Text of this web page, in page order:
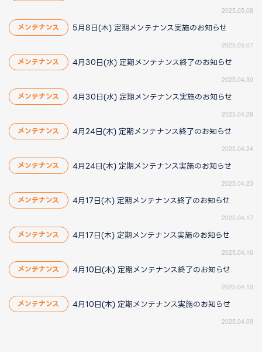
2025.05.08
メンテナンス 5月8日(木) 定期メンテナンス実施のお知らせ
2025.05.07
メンテナンス 4月30日(水) 定期メンテナンス終了のお知らせ
2025.04.30
メンテナンス 4月30日(水) 定期メンテナンス実施のお知らせ
2025.04.28
メンテナンス 4月24日(木) 定期メンテナンス終了のお知らせ
2025.04.24
メンテナンス 4月24日(木) 定期メンテナンス実施のお知らせ
2025.04.23
メンテナンス 4月17日(木) 定期メンテナンス終了のお知らせ
2025.04.17
メンテナンス 4月17日(木) 定期メンテナンス実施のお知らせ
2025.04.16
メンテナンス 4月10日(木) 定期メンテナンス終了のお知らせ
2025.04.10
メンテナンス 4月10日(木) 定期メンテナンス実施のお知らせ
2025.04.09